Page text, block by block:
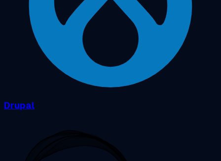
Drupal